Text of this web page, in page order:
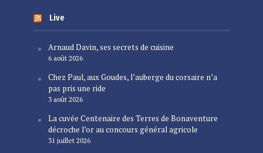
Live
Arnaud Davin, ses secrets de cuisine
6 août 2026
Chez Paul, aux Goudes, l’auberge du corsaire n’a
pas pris une ride
3 août 2026
La cuvée Centenaire des Terres de Bonaventure
décroche l’or au concours général agricole
31 juillet 2026